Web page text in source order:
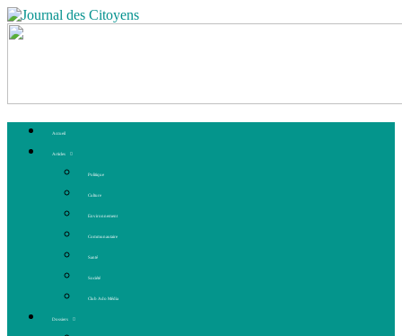
Accueil
Articles
Politique
Culture
Environnement
Communautaire
Santé
Société
Club Ado Média
Dossiers